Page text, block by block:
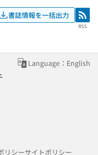
書誌情報を一括出力 RSS
RSS
Language：English
リシーサイトポリシー